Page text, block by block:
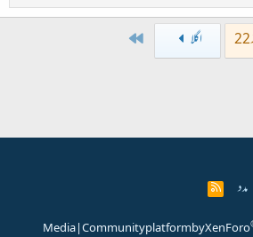
اگلا
مدد
R
S
Community platform by XenForo
|
Media